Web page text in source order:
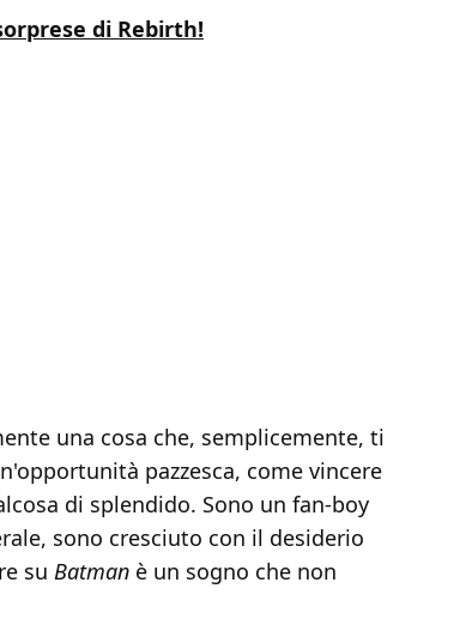
di Rebirth!
una cosa che, semplicemente, ti
pazzesca, come vincere
di splendido. Sono un fan-boy
sono cresciuto con il desiderio
su Batman è un sogno che non